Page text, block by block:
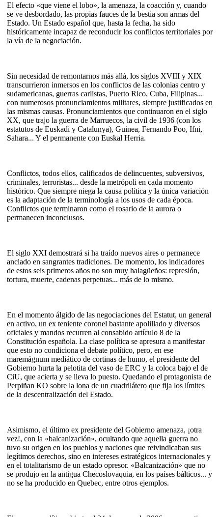
El efecto «que viene el lobo», la amenaza, la coacción y, cuando
se ve desbordado, las propias fauces de la bestia son armas del
Estado. Un Estado español que, hasta la fecha, ha sido
históricamente incapaz de reconducir los conflictos territoriales por
la vía de la negociación.
Sin necesidad de remontarnos más allá, los siglos XVIII y XIX
transcurrieron inmersos en los conflictos de las colonias centro y
sudamericanas, guerras carlistas, Puerto Rico, Cuba, Filipinas...
con numerosos pronunciamientos militares, siempre justificados en
las mismas causas. Pronunciamientos que continuaron en el siglo
XX, que trajo la guerra de Marruecos, la civil de 1936 (con los
estatutos de Euskadi y Catalunya), Guinea, Fernando Poo, Ifni,
Sahara... Y el permanente con Euskal Herria.
Conflictos, todos ellos, calificados de delincuentes, subversivos,
criminales, terroristas... desde la metrópoli en cada momento
histórico. Que siempre niega la causa política y la única variación
es la adaptación de la terminología a los usos de cada época.
Conflictos que terminaron como el rosario de la aurora o
permanecen inconclusos.
El siglo XXI demostrará si ha traído nuevos aires o permanece
anclado en sangrantes tradiciones. De momento, los indicadores
de estos seis primeros años no son muy halagüeños: represión,
tortura, muerte, cadenas perpetuas... más de lo mismo.
En el momento álgido de las negociaciones del Estatut, un general
en activo, un ex teniente coronel bastante apolillado y diversos
oficiales y mandos recurren al consabido artículo 8 de la
Constitución española. La clase política se apresura a manifestar
que esto no condiciona el debate político, pero, en ese
maremágnum mediático de cortinas de humo, el presidente del
Gobierno hurta la pelotita del vaso de ERC y la coloca bajo el de
CiU, que acierta y se lleva lo puesto. Quedando el protagonista de
Perpiñan KO sobre la lona de un cuadrilátero que fija los límites
de la descentralización del Estado.
Asimismo, el último ex presidente del Gobierno amenaza, ¡otra
vez!, con la «balcanización», ocultando que aquella guerra no
tuvo su origen en los pueblos y naciones que reivindicaban sus
legítimos derechos, sino en intereses estratégicos internacionales y
en el totalitarismo de un estado opresor. «Balcanización» que no
se produjo en la antigua Checoslovaquia, en los países bálticos... y
no se ha producido en Quebec, entre otros ejemplos.